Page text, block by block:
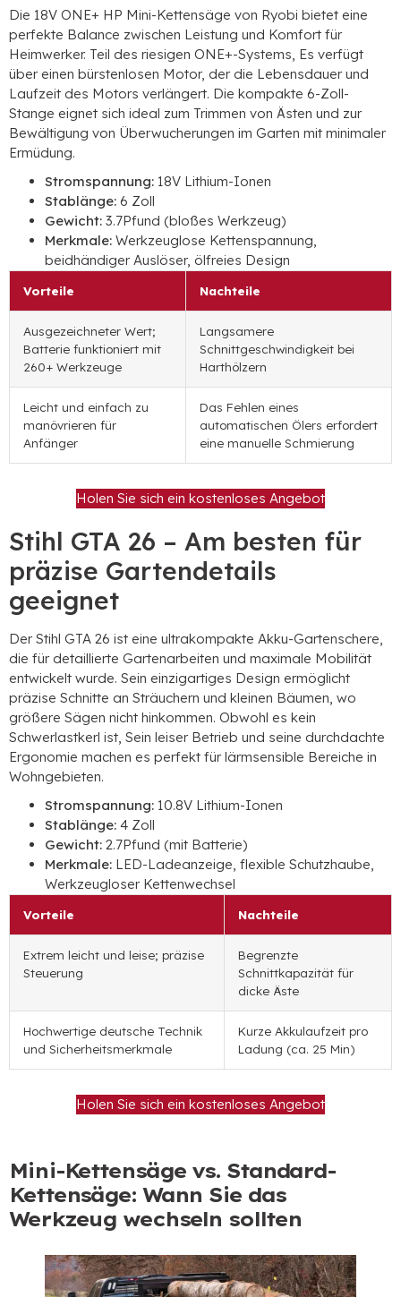
Die 18V ONE+ HP Mini-Kettensäge von Ryobi bietet eine
perfekte Balance zwischen Leistung und Komfort für
Heimwerker. Teil des riesigen ONE+-Systems, Es verfügt
über einen bürstenlosen Motor, der die Lebensdauer und
Laufzeit des Motors verlängert. Die kompakte 6-Zoll-
Stange eignet sich ideal zum Trimmen von Ästen und zur
Bewältigung von Überwucherungen im Garten mit minimaler
Ermüdung.
Stromspannung: 18V Lithium-Ionen
Stablänge: 6 Zoll
Gewicht: 3.7Pfund (bloßes Werkzeug)
Merkmale: Werkzeuglose Kettenspannung,
beidhändiger Auslöser, ölfreies Design
Vorteile Nachteile
Ausgezeichneter Wert;
Batterie funktioniert mit
260+ Werkzeuge
Langsamere
Schnittgeschwindigkeit bei
Harthölzern
Leicht und einfach zu
manövrieren für
Anfänger
Das Fehlen eines
automatischen Ölers erfordert
eine manuelle Schmierung
Holen Sie sich ein kostenloses Angebot
Stihl GTA 26 – Am besten für
präzise Gartendetails
geeignet
Der Stihl GTA 26 ist eine ultrakompakte Akku-Gartenschere,
die für detaillierte Gartenarbeiten und maximale Mobilität
entwickelt wurde. Sein einzigartiges Design ermöglicht
präzise Schnitte an Sträuchern und kleinen Bäumen, wo
größere Sägen nicht hinkommen. Obwohl es kein
Schwerlastkerl ist, Sein leiser Betrieb und seine durchdachte
Ergonomie machen es perfekt für lärmsensible Bereiche in
Wohngebieten.​​
Stromspannung: 10.8V Lithium-Ionen
Stablänge: 4 Zoll
Gewicht: 2.7Pfund (mit Batterie)
Merkmale: LED-Ladeanzeige, flexible Schutzhaube,
Werkzeugloser Kettenwechsel
Vorteile Nachteile
Extrem leicht und leise; präzise
Steuerung
Begrenzte
Schnittkapazität für
dicke Äste
Hochwertige deutsche Technik
und Sicherheitsmerkmale
Kurze Akkulaufzeit pro
Ladung (ca. 25 Min)
Holen Sie sich ein kostenloses Angebot
Mini-Kettensäge vs. Standard-
Kettensäge: Wann Sie das
Werkzeug wechseln sollten